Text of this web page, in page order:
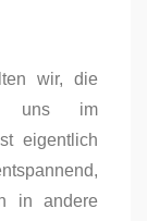
wir, die
uns im
eigentlich
in andere